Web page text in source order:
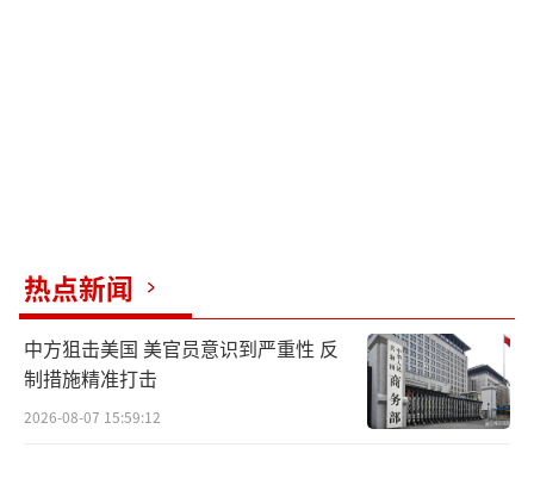
热点新闻
中方狙击美国 美官员意识到严重性 反
制措施精准打击
2026-08-07 15:59:12